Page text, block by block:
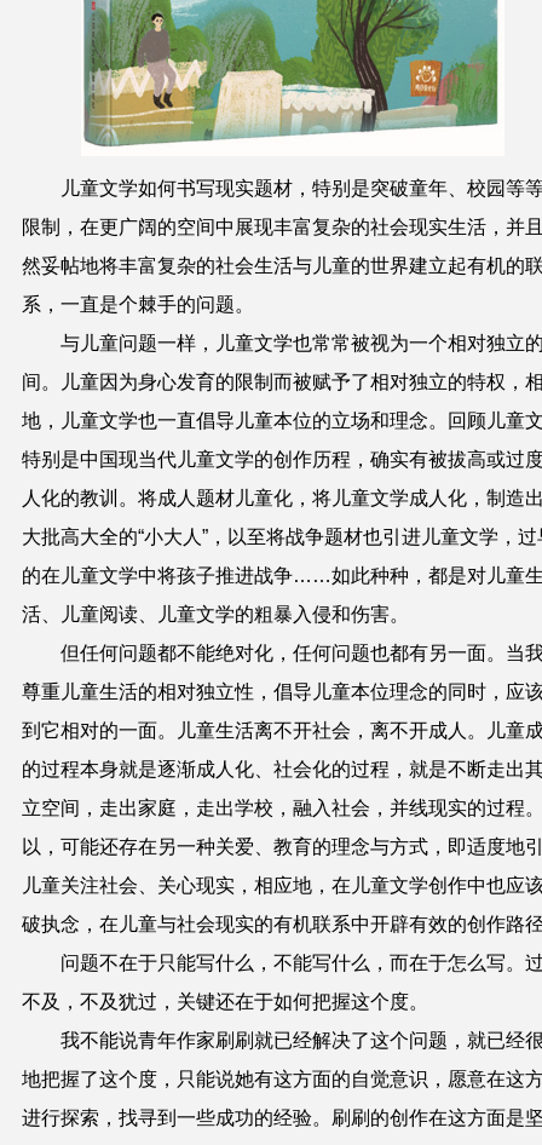
儿童文学如何书写现实题材，特别是突破童年、校园等
限制，在更广阔的空间中展现丰富复杂的社会现实生活，并
然妥帖地将丰富复杂的社会生活与儿童的世界建立起有机的
系，一直是个棘手的问题。
与儿童问题一样，儿童文学也常常被视为一个相对独立
间。儿童因为身心发育的限制而被赋予了相对独立的特权，
地，儿童文学也一直倡导儿童本位的立场和理念。回顾儿童
特别是中国现当代儿童文学的创作历程，确实有被拔高或过
人化的教训。将成人题材儿童化，将儿童文学成人化，制造
大批高大全的“小大人”，以至将战争题材也引进儿童文学，过
的在儿童文学中将孩子推进战争……如此种种，都是对儿童
活、儿童阅读、儿童文学的粗暴入侵和伤害。
但任何问题都不能绝对化，任何问题也都有另一面。当
尊重儿童生活的相对独立性，倡导儿童本位理念的同时，应
到它相对的一面。儿童生活离不开社会，离不开成人。儿童
的过程本身就是逐渐成人化、社会化的过程，就是不断走出
立空间，走出家庭，走出学校，融入社会，并线现实的过程
以，可能还存在另一种关爱、教育的理念与方式，即适度地
儿童关注社会、关心现实，相应地，在儿童文学创作中也应
破执念，在儿童与社会现实的有机联系中开辟有效的创作路
问题不在于只能写什么，不能写什么，而在于怎么写。
不及，不及犹过，关键还在于如何把握这个度。
我不能说青年作家刷刷就已经解决了这个问题，就已经
地把握了这个度，只能说她有这方面的自觉意识，愿意在这
进行探索，找寻到一些成功的经验。刷刷的创作在这方面是